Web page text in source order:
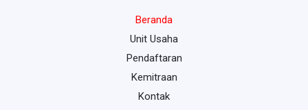
Beranda
Unit Usaha
Pendaftaran
Kemitraan
Kontak